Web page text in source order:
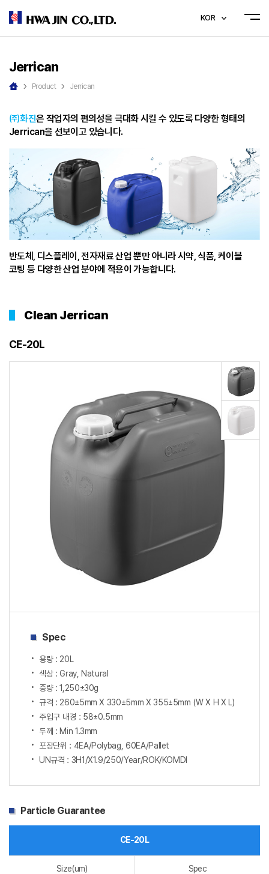
KOR
Jerrican
Product Jerrican
㈜화진은 작업자의 편의성을 극대화 시킬 수 있도록 다양한 형태의
Jerrican을 선보이고 있습니다.
반도체, 디스플레이, 전자재료 산업 뿐만 아니라 시약, 식품, 케이블
코팅 등 다양한 산업 분야에 적용이 가능합니다.
Clean Jerrican
CE-20L
Spec
용량 : 20L
색상 : Gray, Natural
중량 : 1,250±30g
규격 : 260±5mm X 330±5mm X 355±5mm (W X H X L)
주입구 내경 : 58±0.5mm
두께 : Min 1.3mm
포장단위 : 4EA/Polybag, 60EA/Pallet
UN규격 : 3H1/X1.9/250/Year/ROK/KOMDI
Particle Guarantee
CE-20L
Size(um) Spec